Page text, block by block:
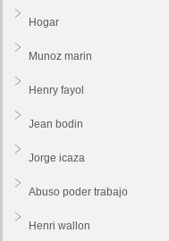
Hogar
Munoz marin
Henry fayol
Jean bodin
Jorge icaza
Abuso poder trabajo
Henri wallon